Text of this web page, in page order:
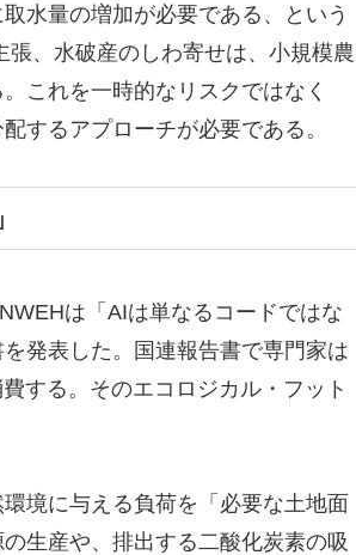
水量の増加が必要である、という
、水破産のしわ寄せは、小規模農
これを一時的なリスクではなく
するアプローチが必要である。
は「AIは単なるコードではな
発表した。国連報告書で専門家は
する。そのエコロジカル・フット
境に与える負荷を「必要な土地面
生産や、排出する二酸化炭素の吸